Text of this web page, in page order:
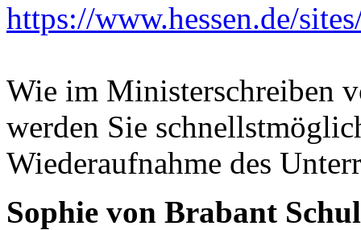
https://www.hessen.de/
Wie im Ministerschreiben
werden Sie
Wiederaufnahme des
Sophie von Brabant